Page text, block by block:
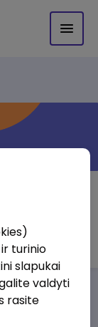
turinio
slapukai
valdyti
rasite